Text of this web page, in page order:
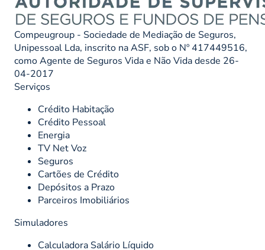
Compeugroup - Sociedade de Mediação de Seguros,
Unipessoal Lda, inscrito na ASF, sob o Nº 417449516,
como Agente de Seguros Vida e Não Vida desde 26-
04-2017
Serviços
Crédito Habitação
Crédito Pessoal
Energia
TV Net Voz
Seguros
Cartões de Crédito
Depósitos a Prazo
Parceiros Imobiliários
Simuladores
Calculadora Salário Líquido